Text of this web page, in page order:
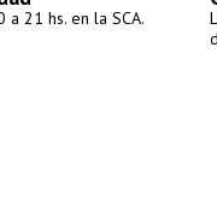
21 hs. en la SCA.